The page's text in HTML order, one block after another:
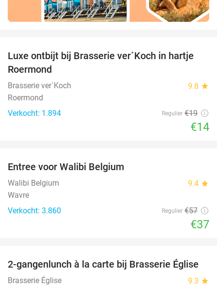
26%
Luxe ontbijt bij Brasserie ver´Koch in hartje
Roermond
Brasserie ver´Koch 9.8 star
Roermond
Verkocht: 1.894
Regulier €19
€14
Entree voor Walibi Belgium
Walibi Belgium 9.4 star
Wavre
Verkocht: 3.860
Regulier €57
€37
39%
2-gangenlunch à la carte bij Brasserie Église
Brasserie Église 9.3 star